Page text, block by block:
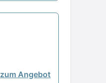
zum Angebot